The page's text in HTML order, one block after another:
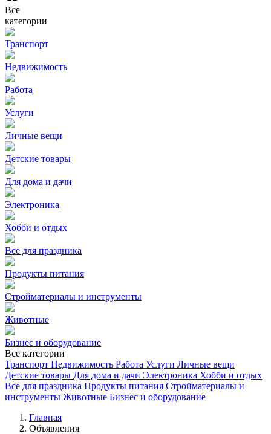
Все
категории
Транспорт
Недвижимость
Работа
Услуги
Личные вещи
Детские товары
Для дома и дачи
Электроника
Хобби и отдых
Все для праздника
Продукты питания
Стройматериалы и инструменты
Животные
Бизнес и оборудование
Все категории
Транспорт Недвижимость Работа Услуги Личные вещи
Детские товары Для дома и дачи Электроника Хобби и отдых
Все для праздника Продукты питания Стройматериалы и
инструменты Животные Бизнес и оборудование
Главная
Объявления